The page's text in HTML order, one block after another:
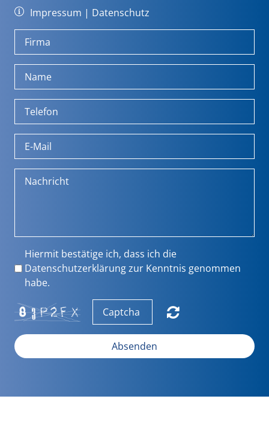
Impressum | Datenschutz
Hiermit bestätige ich, dass ich die
Datenschutzerklärung zur Kenntnis genommen
habe.
Absenden